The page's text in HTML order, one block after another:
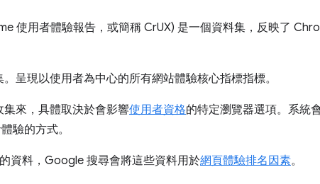
使用者體驗報告，或簡稱 CrUX) 是一個資料集，反映了
呈現以使用者為中心的所有網站體驗核心指標指標。
來，具體取決於會影響使用者資格的特定瀏覽器選項。系統
驗的方式。
資料，Google 搜尋會將這些資料用於網頁體驗排名因素。